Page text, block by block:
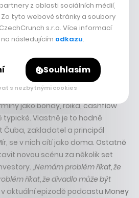
Sdílet
milionů, říká Albert Čuba.
Mír jsou fenomén, ale i
jako bondy, roika, cashflow
typické. Vlastně je to hodně
Čuba, zakladatel a principál
se v nich cítí jako doma. Ostatně
novou scénu za několik set
„Nemám problém říkat, že
říkat, že divadlo může být
v aktuální epizodě podcastu Money
z oblasti sociálních médií,
tyto webové stránky a soubory
s.r.o. Více informací
následujícím odkazu.
Souhlasím
s nezbytnými cookies